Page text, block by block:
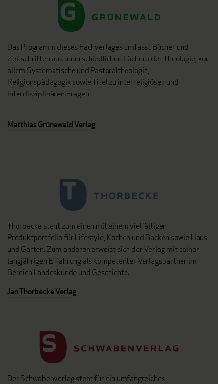
Das Programm dieses Fachverlages umfasst Bücher und
Zeitschriften aus unterschiedlichen Fächern der Theologie, vor
allem Systematische und Pastoraltheologie,
Religionspädagogik sowie Titel zu interreligiösen und
interdisziplinären Fragen.
Matthias Grünewald Verlag
Thorbecke steht zum einen mit einem vielfältigen
Produktportfolio für Lifestyle, Kochen und Backen sowie Haus
und Garten. Zum anderen erweist sich der Verlag mit seiner
langjährigen Erfahrung als kompetenter Verlagspartner im
Bereich Landeskunde und Geschichte.
Jan Thorbecke Verlag
Der Schwabenverlag steht für ein umfangreiches